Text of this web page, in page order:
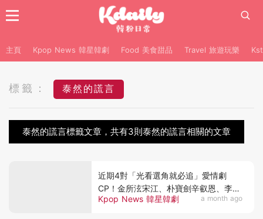
主頁 Kpop News 韓星韓劇 Food 美食甜品 Travel 旅遊玩樂
標籤： 泰然的謊言
泰然的謊言標籤文章，共有3則泰然的謊言相關的文章
Kpop News 韓星韓劇 a month ago
近期4對「光看選角就必追」愛情劇
CP！金所泫宋江、朴寶劍辛叡恩、李浚
赫孔升妍太養眼